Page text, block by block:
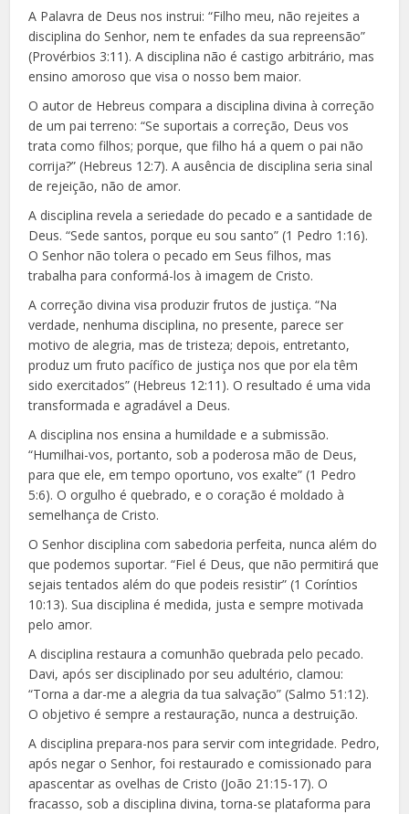
A Palavra de Deus nos instrui: “Filho meu, não rejeites a
disciplina do Senhor, nem te enfades da sua repreensão”
(Provérbios 3:11). A disciplina não é castigo arbitrário, mas
ensino amoroso que visa o nosso bem maior.
O autor de Hebreus compara a disciplina divina à correção
de um pai terreno: “Se suportais a correção, Deus vos
trata como filhos; porque, que filho há a quem o pai não
corrija?” (Hebreus 12:7). A ausência de disciplina seria sinal
de rejeição, não de amor.
A disciplina revela a seriedade do pecado e a santidade de
Deus. “Sede santos, porque eu sou santo” (1 Pedro 1:16).
O Senhor não tolera o pecado em Seus filhos, mas
trabalha para conformá-los à imagem de Cristo.
A correção divina visa produzir frutos de justiça. “Na
verdade, nenhuma disciplina, no presente, parece ser
motivo de alegria, mas de tristeza; depois, entretanto,
produz um fruto pacífico de justiça nos que por ela têm
sido exercitados” (Hebreus 12:11). O resultado é uma vida
transformada e agradável a Deus.
A disciplina nos ensina a humildade e a submissão.
“Humilhai-vos, portanto, sob a poderosa mão de Deus,
para que ele, em tempo oportuno, vos exalte” (1 Pedro
5:6). O orgulho é quebrado, e o coração é moldado à
semelhança de Cristo.
O Senhor disciplina com sabedoria perfeita, nunca além do
que podemos suportar. “Fiel é Deus, que não permitirá que
sejais tentados além do que podeis resistir” (1 Coríntios
10:13). Sua disciplina é medida, justa e sempre motivada
pelo amor.
A disciplina restaura a comunhão quebrada pelo pecado.
Davi, após ser disciplinado por seu adultério, clamou:
“Torna a dar-me a alegria da tua salvação” (Salmo 51:12).
O objetivo é sempre a restauração, nunca a destruição.
A disciplina prepara-nos para servir com integridade. Pedro,
após negar o Senhor, foi restaurado e comissionado para
apascentar as ovelhas de Cristo (João 21:15-17). O
fracasso, sob a disciplina divina, torna-se plataforma para